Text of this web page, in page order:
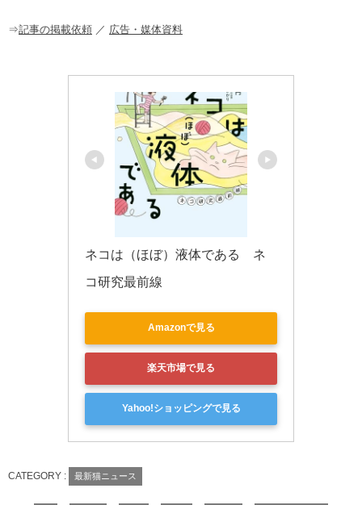
o
⇒記事の掲載依頼 ／ 広告・媒体資料
ネコは（ほぼ）液体である　ネ
コ研究最前線
Amazonで見る
楽天市場で見る
Yahoo!ショッピングで見る
CATEGORY : 最新猫ニュース